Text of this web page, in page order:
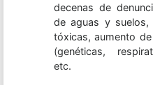
decenas de
de aguas y suelos,
tóxicas, aumento
(genéticas,
etc.